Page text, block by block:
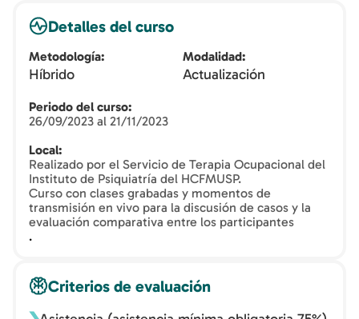
Detalles del curso
Metodología
Híbrido
Modalidad
Actualización
Periodo del curso
26/09/2023 al 21/11/2023
Local
Realizado por el Servicio de Terapia Ocupacional del
Instituto de Psiquiatría del HCFMUSP.
Curso con clases grabadas y momentos de
transmisión en vivo para la discusión de casos y la
evaluación comparativa entre los participantes
.
Criterios de evaluación